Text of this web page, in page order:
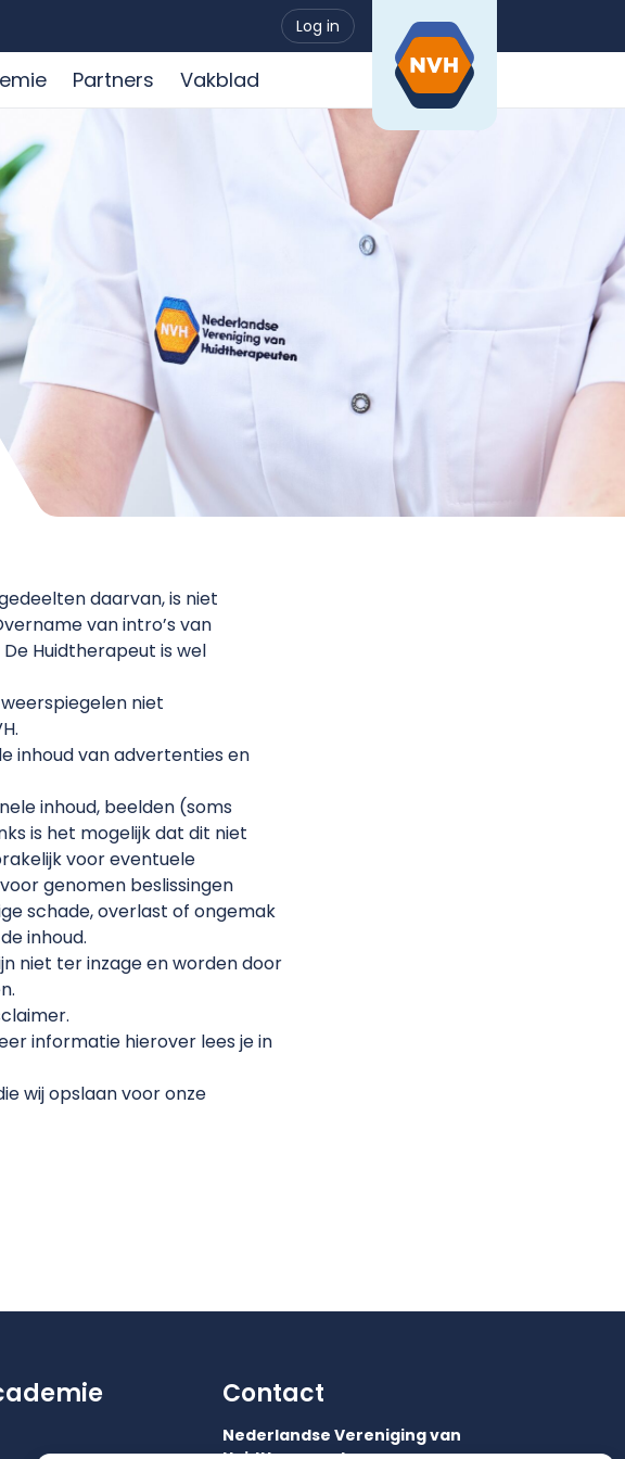
Log in
Partners Vakblad
daarvan, is niet
van intro’s van
Huidtherapeut is wel
niet
inhoud van advertenties en
inhoud, beelden (soms
is het mogelijk dat dit niet
voor eventuele
genomen beslissingen
schade, overlast of ongemak
inhoud.
niet ter inzage en worden door
informatie hierover lees je in
wij opslaan voor onze
Contact
Nederlandse Vereniging van